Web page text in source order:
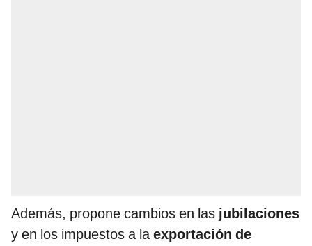
Además, propone cambios en las jubilaciones
y en los impuestos a laexportación de